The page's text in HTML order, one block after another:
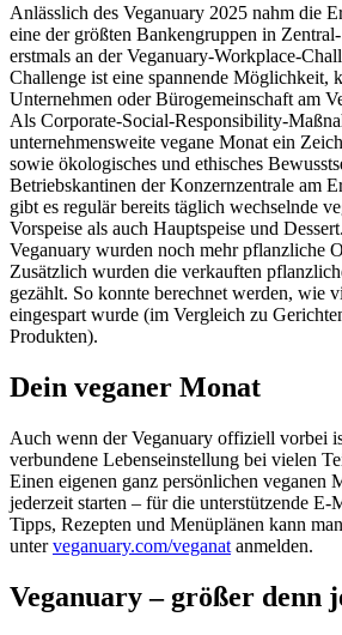
Anlässlich des Veganuary 2025 nahm die
eine der größten Bankengruppen in
erstmals an der Veganuary-Workplace-
Challenge ist eine spannende Möglichkeit,
Unternehmen oder Bürogemeinschaft am
Als Corporate-Social-Responsibility-
unternehmensweite vegane Monat ein
sowie ökologisches und ethisches
Betriebskantinen der Konzernzentrale am
gibt es regulär bereits täglich wechselnde
Vorspeise als auch Hauptspeise und
Veganuary wurden noch mehr pflanzliche
Zusätzlich wurden die verkauften
gezählt. So konnte berechnet werden, wie
eingespart wurde (im Vergleich zu
Produkten).
Dein veganer Monat
Auch wenn der Veganuary offiziell vorbei
verbundene Lebenseinstellung bei vielen
Einen eigenen ganz persönlichen veganen
jederzeit starten – für die unterstützende E-
Tipps, Rezepten und Menüplänen kann
unterveganuary.com/veganat anmelden.
Veganuary – größer denn